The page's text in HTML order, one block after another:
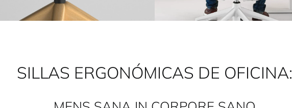
SILLAS ERGONÓMICAS DE OFICINA: